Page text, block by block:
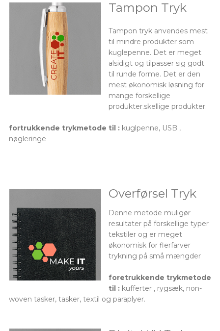
Tampon Tryk
Tampon tryk anvendes mest
til mindre produkter som
kuglepenne. Det er meget
alsidigt og tilpasser sig godt
til runde forme. Det er den
mest økonomisk løsning for
mange forskellige
produkter.skellige produkter.
fortrukkende trykmetode til :kuglpenne, USB ,
nøgleringe
Overførsel Tryk
Denne metode muligør
resultater på forskellige typer
tekstiler og er meget
økonomisk for flerfarver
trykning på små mængder
foretrukkende trykmetode
til : kufferter , rygsæk, non-
woven tasker, tasker, textil og paraplyer.